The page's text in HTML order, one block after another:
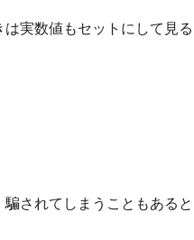
実数値もセットにして見る
されてしまうこともあると